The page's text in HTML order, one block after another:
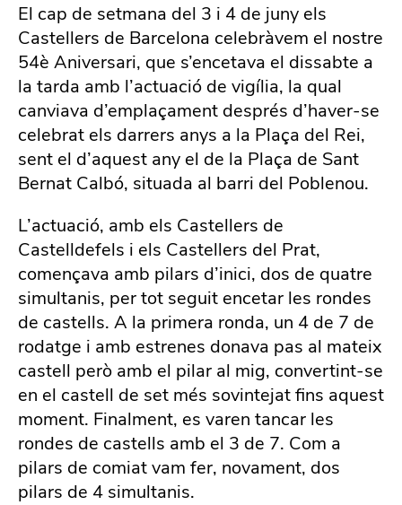
El cap de setmana del 3 i 4 de juny els
Castellers de Barcelona celebràvem el nostre
54è Aniversari, que s’encetava el dissabte a
la tarda amb l’actuació de vigília, la qual
canviava d’emplaçament després d’haver-se
celebrat els darrers anys a la Plaça del Rei,
sent el d’aquest any el de la Plaça de Sant
Bernat Calbó, situada al barri del Poblenou.
L’actuació, amb els Castellers de
Castelldefels i els Castellers del Prat,
començava amb pilars d’inici, dos de quatre
simultanis, per tot seguit encetar les rondes
de castells. A la primera ronda, un 4 de 7 de
rodatge i amb estrenes donava pas al mateix
castell però amb el pilar al mig, convertint-se
en el castell de set més sovintejat fins aquest
moment. Finalment, es varen tancar les
rondes de castells amb el 3 de 7. Com a
pilars de comiat vam fer, novament, dos
pilars de 4 simultanis.